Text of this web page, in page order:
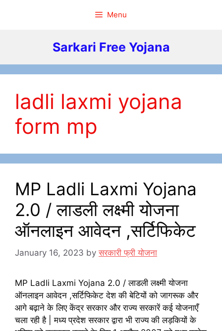
Menu
Sarkari Free Yojana
ladli laxmi yojana
form mp
MP Ladli Laxmi Yojana
2.0 / लाडली लक्ष्मी योजना
ऑनलाइन आवेदन ,सर्टिफिकेट
January 16, 2023 byसरकारी फ्री योजना
MP Ladli Laxmi Yojana 2.0 / लाडली लक्ष्मी योजना
ऑनलाइन आवेदन ,सर्टिफिकेट देश की बेटियों को जागरूक और
आगे बढ़ाने के लिए केंद्र सरकार और राज्य सरकारें कई योजनाएँ
चला रही है | मध्य प्रदेश सरकार द्वारा भी राज्य की लड़कियों के